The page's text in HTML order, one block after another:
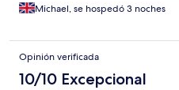
Michael, se hospedó 3 noches
Opinión verificada
10/10 Excepcional